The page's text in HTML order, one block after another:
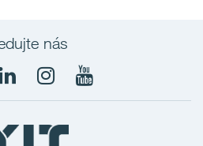
nás